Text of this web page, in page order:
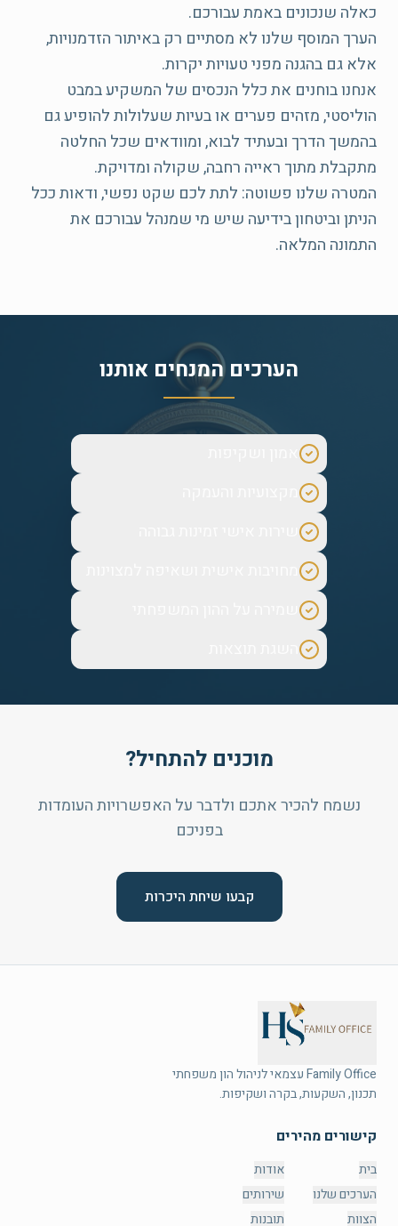
הערך המוסף שלנו לא מסתיים רק באיתור הזדמנויות,
אנחנו בוחנים את כלל הנכסים של המשקיע במבט
הוליסטי, מזהים פערים או בעיות שעלולות להופיע גם
בהמשך הדרך ובעתיד לבוא, ומוודאים שכל החלטה
המטרה שלנו פשוטה: לתת לכם שקט נפשי, ודאות ככל
הניתן וביטחון בידיעה שיש מי שמנהל עבורכם את
התמונה המלאה.
הערכים המנחים אותנו
מוכנים להתחיל?
נשמח להכיר אתכם ולדבר על האפשרויות העומדות
בפניכם
קבעו שיחת היכרות
תכנון, השקעות, בקרה ושקיפות.
קישורים מהירים
בית
אודות
הערכים שלנו
שירותים
הצוות
תובנות